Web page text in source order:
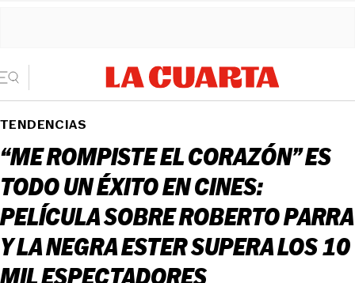
TENDENCIAS
“ME ROMPISTE EL CORAZÓN” ES
TODO UN ÉXITO EN CINES:
PELÍCULA SOBRE ROBERTO PARRA
Y LA NEGRA ESTER SUPERA LOS 10